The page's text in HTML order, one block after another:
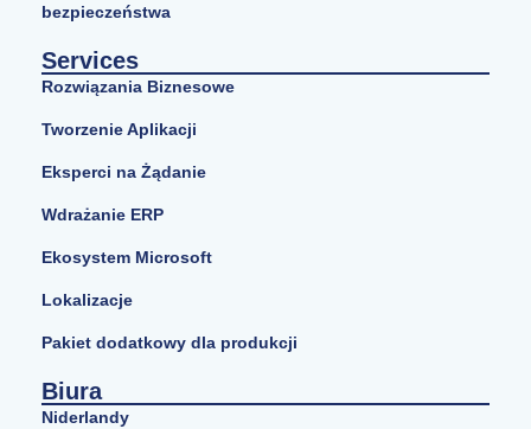
bezpieczeństwa
Services
Rozwiązania Biznesowe
Tworzenie Aplikacji
Eksperci na Żądanie
Wdrażanie ERP
Ekosystem Microsoft
Lokalizacje
Pakiet dodatkowy dla produkcji
Biura
Niderlandy